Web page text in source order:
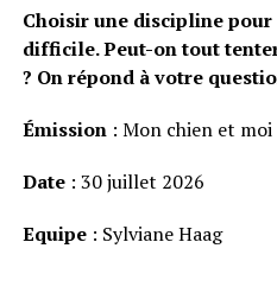
Choisir une discipline
difficile. Peut-on tout
? On répond à votre
Émission: Mon chien et moi
Date: 30 juillet 2026
Equipe: Sylviane Haag